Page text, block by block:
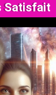
Satisfait